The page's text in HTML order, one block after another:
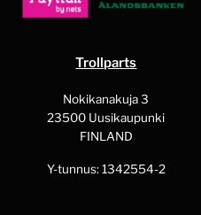
tuotteen
tuotteen
Trollparts
Nokikanakuja 3
23500 Uusikaupunki
FINLAND
Y-tunnus: 1342554-2